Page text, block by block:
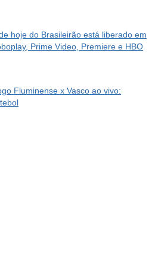
hoje do Brasileirão está liberado em
Prime Video, Premiere e HBO
Fluminense x Vasco ao vivo: